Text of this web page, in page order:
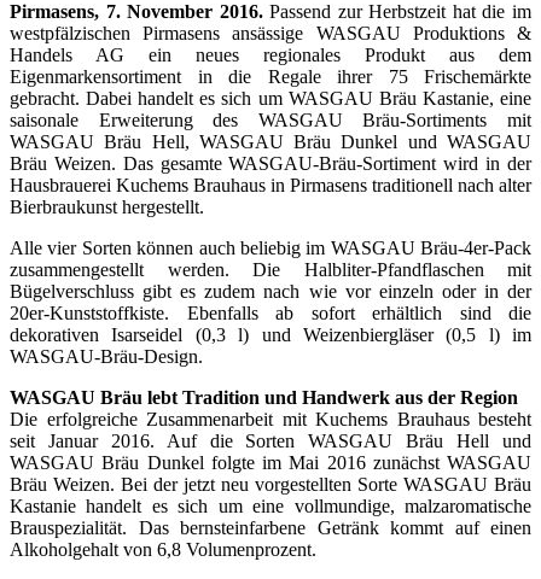
Pirmasens, 7. November 2016.Passend zur Herbstzeit hat die im
westpfälzi­schen Pirmasens ansässige WASGAU Produktions &
Handels AG ein neues regionales Produkt aus dem
Eigenmarkensortiment in die Regale ihrer 75 Frischemärkte
gebracht. Dabei handelt es sich um WASGAU Bräu Kastanie, eine
saisonale Erweiterung des WASGAU Bräu-Sortiments mit
WASGAU Bräu Hell, WASGAU Bräu Dunkel und WASGAU
Bräu Weizen. Das gesamte WASGAU-Bräu-Sortiment wird in der
Hausbrauerei Kuchems Brauhaus in Pirmasens traditionell nach alter
Bierbraukunst hergestellt.
Alle vier Sorten können auch beliebig im WASGAU Bräu-4er-Pack
zusammengestellt werden. Die Halbliter-Pfandflaschen mit
Bügelverschluss gibt es zudem nach wie vor einzeln oder in der
20er-Kunststoffkiste. Ebenfalls ab sofort erhältlich sind die
dekorativen Isarseidel (0,3 l) und Weizenbiergläser (0,5 l) im
WASGAU-Bräu-Design.
WASGAU Bräu lebt Tradition und Handwerk aus der Region
Die erfolgreiche Zusammenarbeit mit Kuchems Brauhaus besteht
seit Januar 2016. Auf die Sorten WASGAU Bräu Hell und
WASGAU Bräu Dunkel folgte im Mai 2016 zunächst WASGAU
Bräu Weizen. Bei der jetzt neu vorgestellten Sorte WASGAU Bräu
Kastanie handelt es sich um eine vollmundige, malzaromatische
Brauspezialität. Das bernsteinfarbene Getränk kommt auf einen
Alkoholgehalt von 6,8 Volumenprozent.